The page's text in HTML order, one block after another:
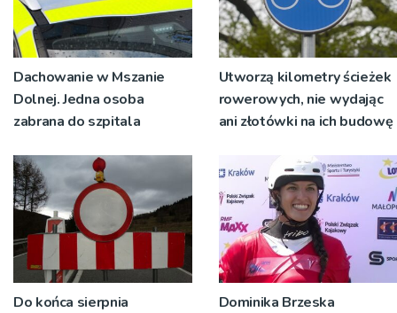
Dachowanie w Mszanie
Dolnej. Jedna osoba
zabrana do szpitala
Utworzą kilometry ścieżek
rowerowych, nie wydając
ani złotówki na ich budowę
Do końca sierpnia
Dominika Brzeska